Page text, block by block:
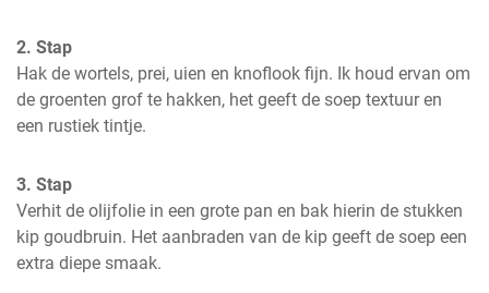
2. Stap
Hak de wortels, prei, uien en knoflook fijn. Ik houd ervan om
de groenten grof te hakken, het geeft de soep textuur en
een rustiek tintje.
3. Stap
Verhit de olijfolie in een grote pan en bak hierin de stukken
kip goudbruin. Het aanbraden van de kip geeft de soep een
extra diepe smaak.